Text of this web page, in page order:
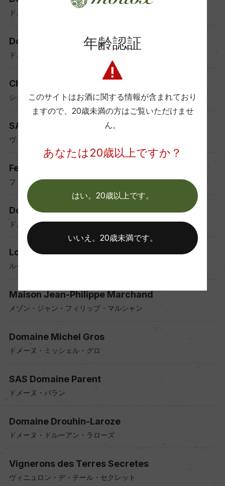
ドメーヌ・ヴォコレ・エ・フィス
Domaine Alain Geoffroy
ドメーヌ・アラン・ジョフロワ
Chateau des Maladrets
シャトー・デ・マラドレ
SARL Vincent et Fils
ヴァンサン・エ・フィス
Fernand Laroche
フェルナン・ラロッシュ
Domaine Latour-Giraud
ドメーヌ・ラトゥール・ジロー
Louis Picamelot
ルイ・ピカメロ
Maison Jean-Philippe Marchand
メゾン・ジャン・フィリップ・マルシャン
Domaine Michel Gros
ドメーヌ・ミッシェル・グロ
SAS Domaine Parent
ドメーヌ・パラン
Domaine Drouhin-Laroze
ドメーヌ・ドルーアン・ラローズ
Vignerons des Terres Secretes
ヴィニュロン・デ・テール・セクレット
年齢認証
このサイトはお酒に関する情報が含まれており
ますので、 20歳未満の方はご覧いただけませ
ん。
あなたは20歳以上ですか？
はい。20歳以上です。
いいえ。20歳未満です。